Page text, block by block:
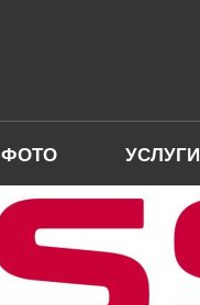
ФОТО УСЛУГИ